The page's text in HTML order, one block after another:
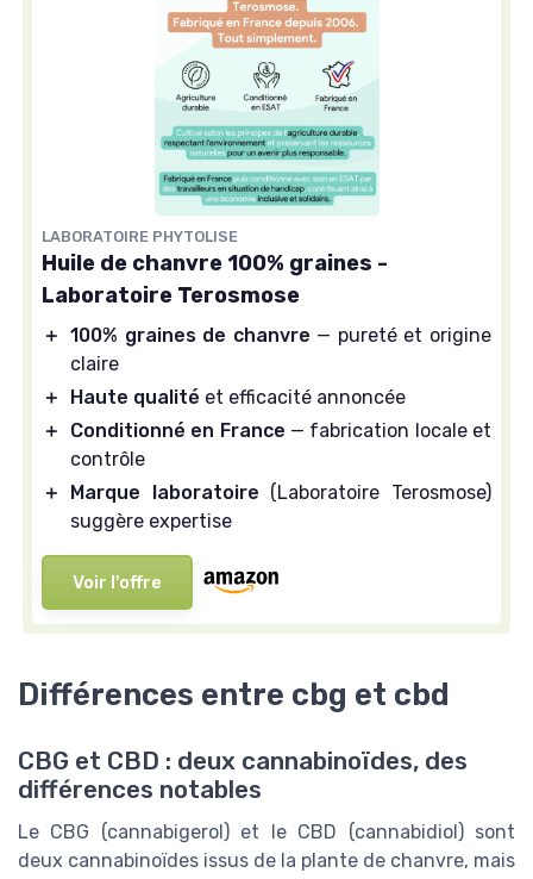
LABORATOIRE PHYTOLISE
Huile de chanvre 100% graines -
Laboratoire Terosmose
＋ 100% graines de chanvre — pureté et origine
claire
＋
Haute qualité et efficacité annoncée
＋
Conditionné en France — fabrication locale et
contrôle
＋
Marque laboratoire (Laboratoire Terosmose)
suggère expertise
Voir l'offre
Différences entre cbg et cbd
CBG et CBD : deux cannabinoïdes, des
différences notables
Le CBG (cannabigerol) et le CBD (cannabidiol) sont
deux cannabinoïdes issus de la plante de chanvre, mais